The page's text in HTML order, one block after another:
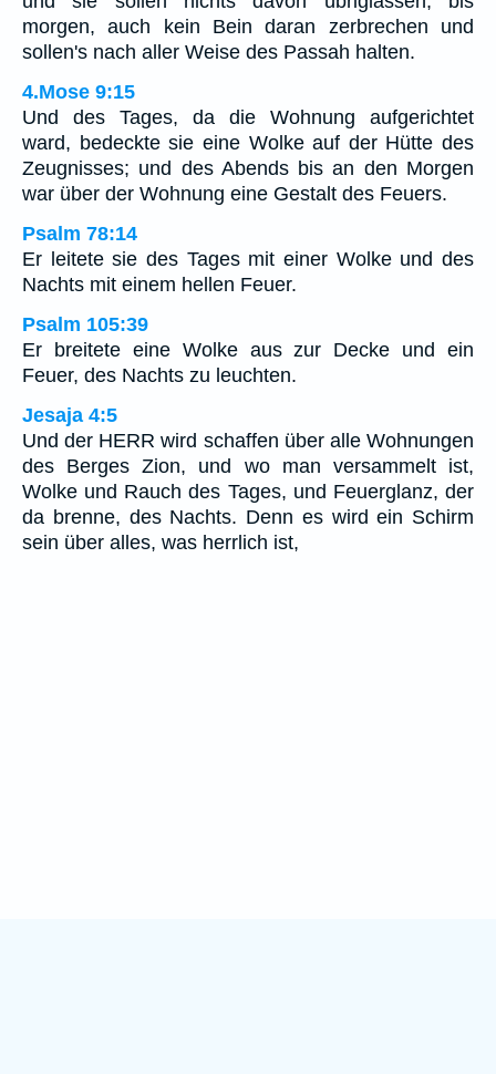
morgen, auch kein Bein daran zerbrechen und
sollen's nach aller Weise des Passah halten.
4.Mose 9:15
Und des Tages, da die Wohnung aufgerichtet
ward, bedeckte sie eine Wolke auf der Hütte des
Zeugnisses; und des Abends bis an den Morgen
war über der Wohnung eine Gestalt des Feuers.
Psalm 78:14
Er leitete sie des Tages mit einer Wolke und des
Nachts mit einem hellen Feuer.
Psalm 105:39
Er breitete eine Wolke aus zur Decke und ein
Feuer, des Nachts zu leuchten.
Jesaja 4:5
Und der HERR wird schaffen über alle Wohnungen
des Berges Zion, und wo man versammelt ist,
Wolke und Rauch des Tages, und Feuerglanz, der
da brenne, des Nachts. Denn es wird ein Schirm
sein über alles, was herrlich ist,